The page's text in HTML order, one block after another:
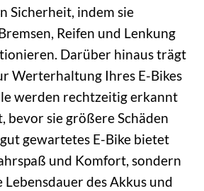
Sicherheit, indem sie
Reifen und Lenkung
Darüber hinaus trägt
Werterhaltung Ihres E-Bikes
werden rechtzeitig erkannt
bevor sie größere Schäden
gewartetes E-Bike bietet
und Komfort, sondern
Lebensdauer des Akkus und